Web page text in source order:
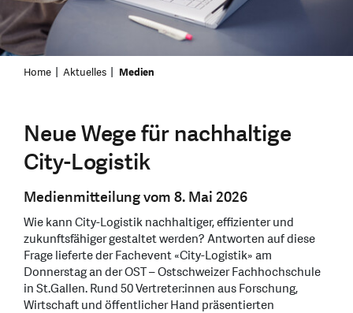
Home Aktuelles Medien
Neue Wege für nachhaltige
City-Logistik
Medienmitteilung vom 8. Mai 2026
Wie kann City-Logistik nachhaltiger, effizienter und
zukunftsfähiger gestaltet werden? Antworten auf diese
Frage lieferte der Fachevent «City-Logistik» am
Donnerstag an der OST – Ostschweizer Fachhochschule
in St.Gallen. Rund 50 Vertreter:innen aus Forschung,
Wirtschaft und öffentlicher Hand präsentierten